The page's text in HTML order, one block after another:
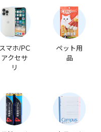
スマホ/PC
アクセサ
リ
ペット用
品